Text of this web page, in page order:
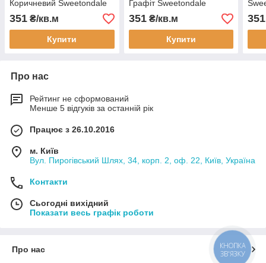
Коричневий Sweetondale
Nordica Brown
351 ₴/кв.м
Купити
Графіт Sweetondale
Nordica Graphite
351₴/кв.м
Купити
351
Про нас
Рейтинг не сформований
Менше 5 відгуків за останній рік
Працює з 26.10.2016
м. Київ
Вул. Пирогівський Шлях, 34, корп. 2, оф. 22, Київ, Україна
Контакти
Сьогодні вихідний
Показати весь графік роботи
Про нас
КНОПКА
ЗВ'ЯЗКУ